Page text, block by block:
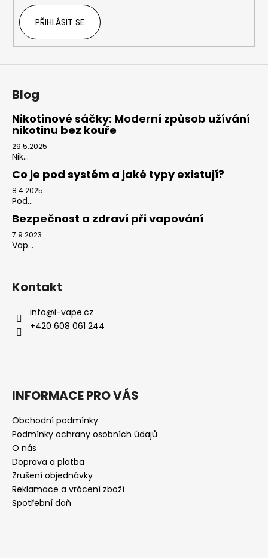
PŘIHLÁSIT SE
Blog
Nikotinové sáčky: Moderní způsob užívání
nikotinu bez kouře
29.5.2025
Nik...
Co je pod systém a jaké typy existují?
8.4.2025
Pod...
Bezpečnost a zdraví při vapování
7.9.2023
Vap...
Kontakt
info@i-vape.cz
+420 608 061 244
INFORMACE PRO VÁS
Obchodní podmínky
Podmínky ochrany osobních údajů
O nás
Doprava a platba
Zrušení objednávky
Reklamace a vrácení zboží
Spotřební daň